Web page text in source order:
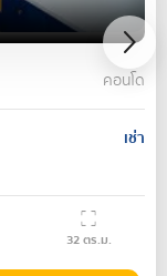
คอนโด
เช่า
32ตร.ม.